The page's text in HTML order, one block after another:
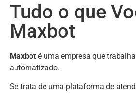
Tudo o que
Maxbot
Maxbot é uma empresa que
automatizado.
Se trata de uma plataforma de